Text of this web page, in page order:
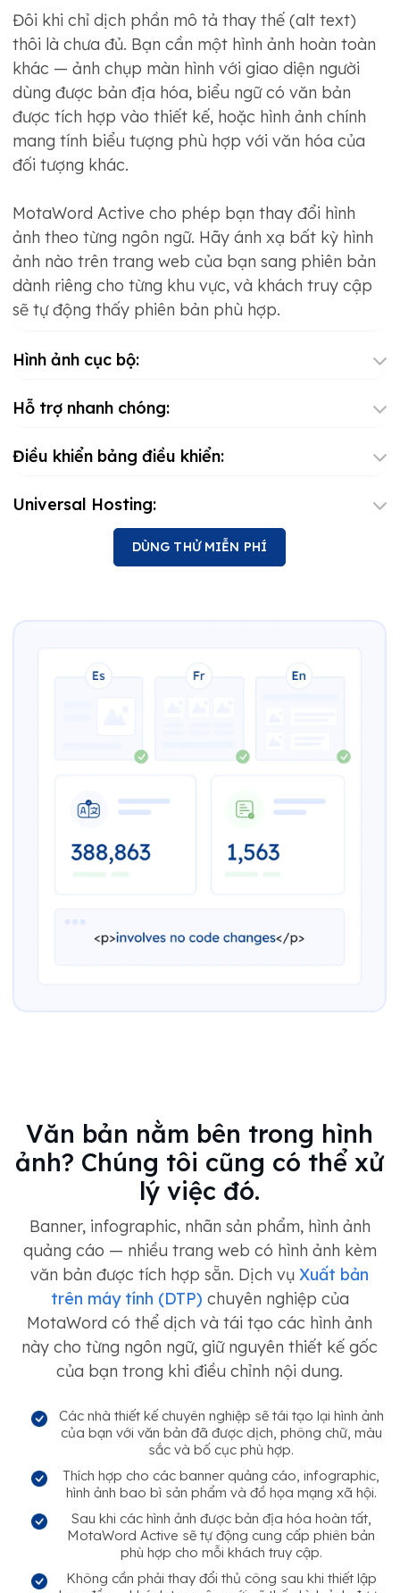
Đôi khi chỉ dịch phần mô tả thay thế (alt text)
thôi là chưa đủ. Bạn cần một hình ảnh hoàn toàn
khác — ảnh chụp màn hình với giao diện người
dùng được bản địa hóa, biểu ngữ có văn bản
được tích hợp vào thiết kế, hoặc hình ảnh chính
mang tính biểu tượng phù hợp với văn hóa của
đối tượng khác.
MotaWord Active cho phép bạn thay đổi hình
ảnh theo từng ngôn ngữ. Hãy ánh xạ bất kỳ hình
ảnh nào trên trang web của bạn sang phiên bản
dành riêng cho từng khu vực, và khách truy cập
sẽ tự động thấy phiên bản phù hợp.
Hình ảnh cục bộ:
Hỗ trợ nhanh chóng:
Điều khiển bảng điều khiển:
Universal Hosting:
DÙNG THỬ MIỄN PHÍ
Văn bản nằm bên trong hình
ảnh? Chúng tôi cũng có thể xử
lý việc đó.
Banner, infographic, nhãn sản phẩm, hình ảnh
quảng cáo — nhiều trang web có hình ảnh kèm
văn bản được tích hợp sẵn. Dịch vụ Xuất bản
trên máy tính (DTP) chuyên nghiệp của
MotaWord có thể dịch và tái tạo các hình ảnh
này cho từng ngôn ngữ, giữ nguyên thiết kế gốc
của bạn trong khi điều chỉnh nội dung.
Các nhà thiết kế chuyên nghiệp sẽ tái tạo lại hình ảnh
của bạn với văn bản đã được dịch, phông chữ, màu
sắc và bố cục phù hợp.
Thích hợp cho các banner quảng cáo, infographic,
hình ảnh bao bì sản phẩm và đồ họa mạng xã hội.
Sau khi các hình ảnh được bản địa hóa hoàn tất,
MotaWord Active sẽ tự động cung cấp phiên bản
phù hợp cho mỗi khách truy cập.
Không cần phải thay đổi thủ công sau khi thiết lập